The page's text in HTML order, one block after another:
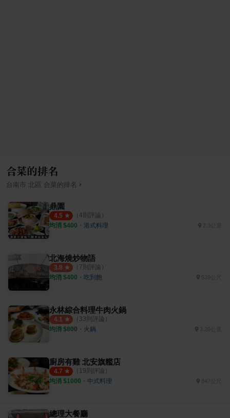
合菜的排名
台南市 北區 合菜 的排名 ›
鼎園
4.5 （ 4則評論）
均消 $400 ・ 港式料理
北海燒炒物語
3.8 （ 7則評論）
均消 $400 ・ 吃到飽 539公尺
永林綜合料理牛肉火鍋
4.1 （ 33則評論）
均消 $800 ・ 火鍋
廚房有雞 北安旗艦店
4.7 （ 19則評論）
均消 $1000 ・ 中式料理 847公尺
總理大餐廳